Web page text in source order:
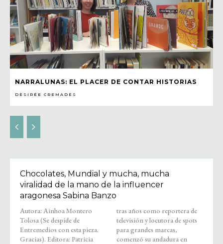
NARRALUNAS: EL PLACER DE CONTAR HISTORIAS
DÈSIRÉE CREMADES
Chocolates, Mundial y mucha, mucha
viralidad de la mano de la influencer
aragonesa Sabina Banzo
Autora: Ainhoa Montero
Tolosa (Se despide de
Entremedios con esta pieza.
Gracias). Editora: Patricia
tras años como reportera de
televisión y locutora de spots
para grandes marcas,
comenzó su andadura en